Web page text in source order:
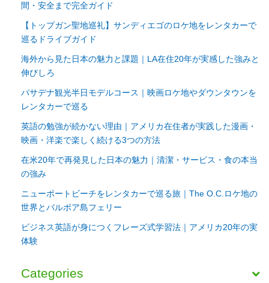
間・安全まで完全ガイド
【トップガン聖地巡礼】サンディエゴのロケ地をレンタカーで
巡るドライブガイド
海外から見た日本の魅力と課題｜LA在住20年が実感した強みと
伸びしろ
パサデナ観光半日モデルコース｜映画ロケ地やダウンタウンを
レンタカーで巡る
英語の勉強が続かない理由｜アメリカ在住者が実践した漫画・
映画・洋楽で楽しく続ける3つの方法
在米20年で再発見した日本の魅力｜清潔・サービス・食の本当
の強み
ニューポートビーチをレンタカーで巡る旅｜The O.C.ロケ地の
世界とバルボア島フェリー
ビジネス英語が身につくフレーズ式学習法｜アメリカ20年の実
体験
Categories